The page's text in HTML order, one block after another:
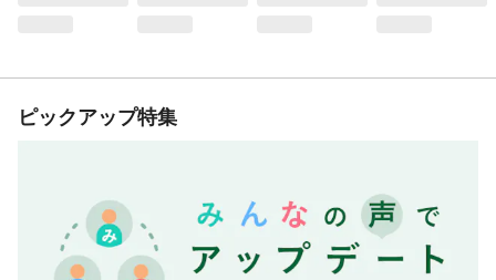
ピックアップ特集